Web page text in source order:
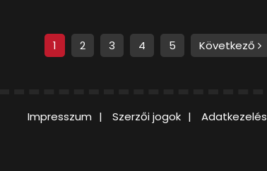
1 2 3 4 5 Következő
Impresszum Szerzői jogok Adatkezelés